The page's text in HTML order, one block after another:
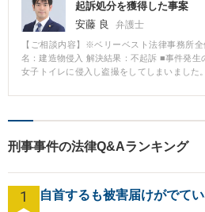
起訴処分を獲得した事案
安藤 良
弁護士
【ご相談内容】※ベリーベスト法律事務所
名：建造物侵入 解決結果：不起訴 ■事件発生
女子トイレに侵入し盗撮をしてしまいました
撮し現行犯逮捕されたとの相談が入りました
た。 その後は、被害者の方との示談交渉に取
初示談について消極的でしたが、Aさんの謝罪
すんなりと示談を受け入れてくれることは、
でも被害者の方は精神的に示談することは受
刑事事件の法律Q&Aランキング
1 自首するも被害届けがでて